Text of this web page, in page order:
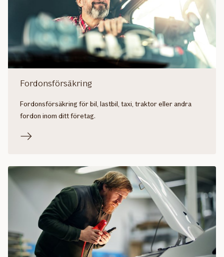
Fordonsförsäkring
Fordonsförsäkring för bil, lastbil, taxi, traktor eller andra
fordon inom ditt företag.